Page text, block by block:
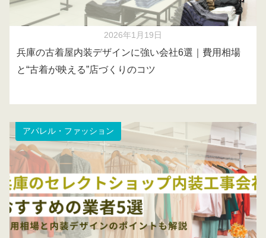
2026年1月19日
兵庫の古着屋内装デザインに強い会社6選｜費用相場
と“古着が映える”店づくりのコツ
アパレル・ファッション